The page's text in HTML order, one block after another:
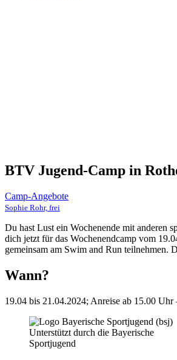
BTV Jugend-Camp in
Camp-Angebote
Sophie Rohr, frei
Du hast Lust ein Wochenende mit anderen
dich jetzt für das Wochenendcamp vom
gemeinsam am Swim and Run teilnehmen.
Wann?
19.04 bis 21.04.2024; Anreise ab 15.00
Unterstützt durch die Bayerische
Sportjugend